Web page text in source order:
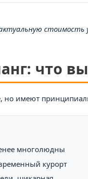
что
имеют
многолюдны
курорт